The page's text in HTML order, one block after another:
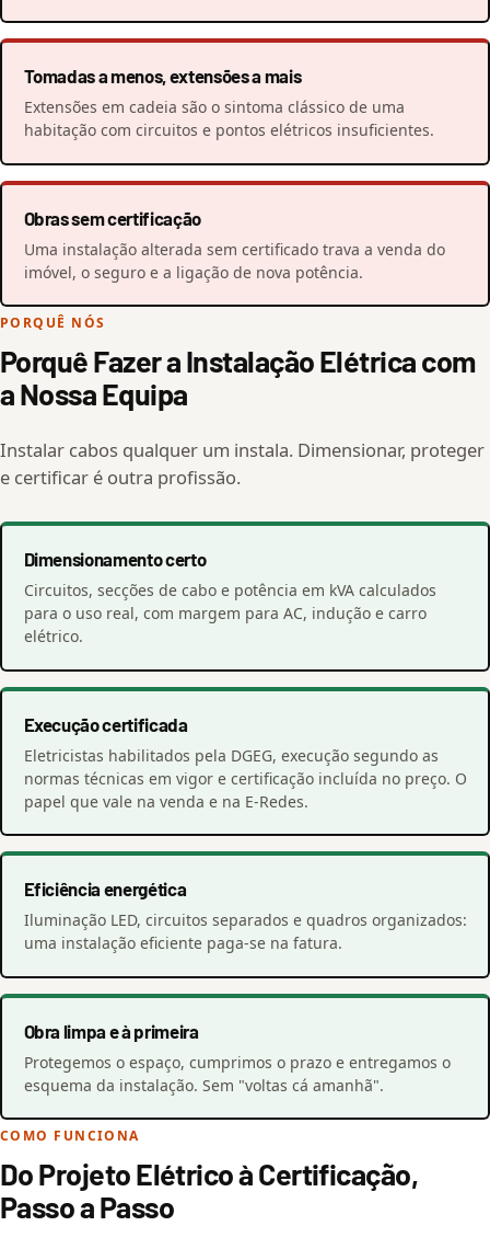
Tomadas a menos, extensões a mais
Extensões em cadeia são o sintoma clássico de uma
habitação com circuitos e pontos elétricos insuficientes.
Obras sem certificação
Uma instalação alterada sem certificado trava a venda do
imóvel, o seguro e a ligação de nova potência.
PORQUÊ NÓS
Porquê Fazer a Instalação Elétrica com
a Nossa Equipa
Instalar cabos qualquer um instala. Dimensionar, proteger
e certificar é outra profissão.
Dimensionamento certo
Circuitos, secções de cabo e potência em kVA calculados
para o uso real, com margem para AC, indução e carro
elétrico.
Execução certificada
Eletricistas habilitados pela DGEG, execução segundo as
normas técnicas em vigor e certificação incluída no preço. O
papel que vale na venda e na E-Redes.
Eficiência energética
Iluminação LED, circuitos separados e quadros organizados:
uma instalação eficiente paga-se na fatura.
Obra limpa e à primeira
Protegemos o espaço, cumprimos o prazo e entregamos o
esquema da instalação. Sem "voltas cá amanhã".
COMO FUNCIONA
Do Projeto Elétrico à Certificação,
Passo a Passo